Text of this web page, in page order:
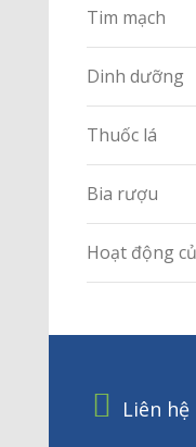
Tim mạch
Dinh dưỡng
Thuốc lá
Bia rượu
Hoạt động
Liên hệ